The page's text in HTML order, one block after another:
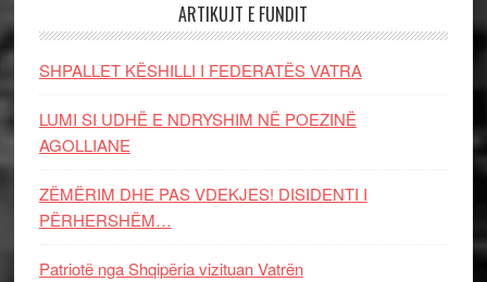
ARTIKUJT E FUNDIT
SHPALLET KËSHILLI I FEDERATËS VATRA
LUMI SI UDHË E NDRYSHIM NË POEZINË
AGOLLIANE
ZËMËRIM DHE PAS VDEKJES! DISIDENTI I
PËRHERSHËM…
Patriotë nga Shqipëria vizituan Vatrën